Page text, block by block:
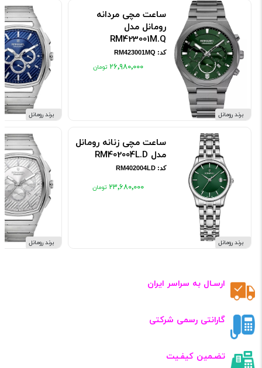
برند رومانل
ساعت مچی مردانه
رومانل مدل
RM423001M.Q
کد: RM423001MQ
۲۶٬۹۸۰٬۰۰۰
برند رومانل
ساعت مچی زنانه رومانل
مدل RM402004L.D
کد: RM402004LD
۲۳٬۶۸۰٬۰۰۰
برند رومانل
برند رومانل
ارسـال به سراسر ایران
گارانتی رسمی شرکتی
تضـمین کیفـیت